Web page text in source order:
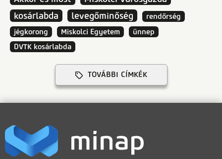
kosárlabda
levegőminőség
rendőrség
jégkorong
Miskolci Egyetem
ünnep
DVTK kosárlabda
TOVÁBBI CÍMKÉK